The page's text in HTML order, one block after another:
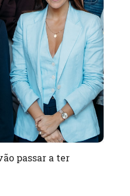
passar a ter